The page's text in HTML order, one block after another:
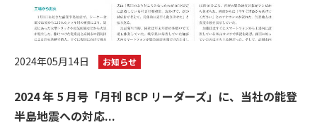
2024年05月14日 お知らせ
2024 年 5 月号「月刊 BCP リーダーズ」に、当社の能登
半島地震への対応...